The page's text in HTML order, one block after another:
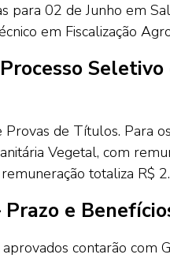
para 02 de Junho em
em Fiscalização
Seletivo
de Títulos. Para
Vegetal, com
totaliza R$
e
contarão com